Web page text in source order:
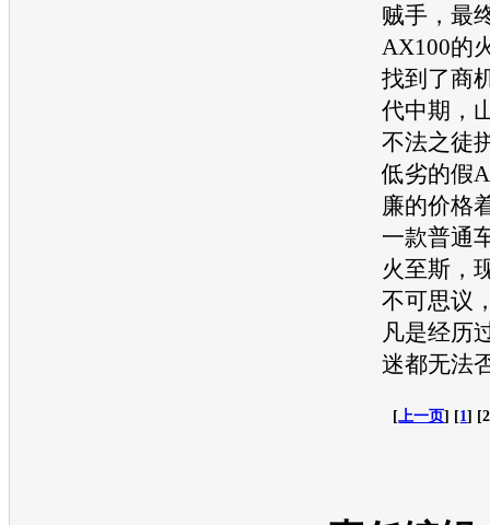
贼手，最
AX100的
找到了商
代中期，
不法之徒
低劣的假
廉的价格
一款普通
火至斯，
不可思议
凡是经历
迷都无法
[ 上一页] [1]